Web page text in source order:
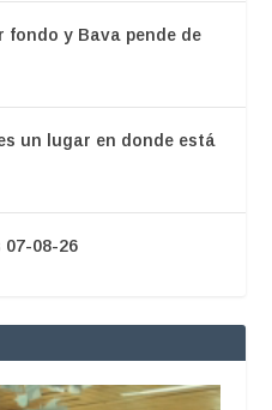
fondo y Bava pende de
un lugar en donde está
08-26